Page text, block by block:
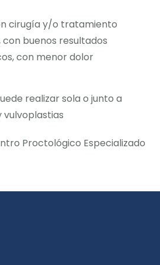
cirugía y/o tratamiento
buenos resultados
con menor dolor
realizar sola o junto a
vulvoplastias